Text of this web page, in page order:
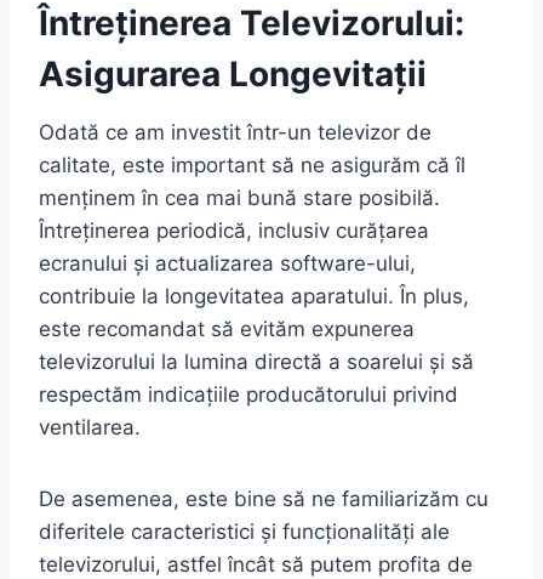
Întreținerea Televizorului:
Asigurarea Longevitații
Odată ce am investit într-un televizor de
calitate, este important să ne asigurăm că îl
menținem în cea mai bună stare posibilă.
Întreținerea periodică, inclusiv curățarea
ecranului și actualizarea software-ului,
contribuie la longevitatea aparatului. În plus,
este recomandat să evităm expunerea
televizorului la lumina directă a soarelui și să
respectăm indicațiile producătorului privind
ventilarea.
De asemenea, este bine să ne familiarizăm cu
diferitele caracteristici și funcționalități ale
televizorului, astfel încât să putem profita de